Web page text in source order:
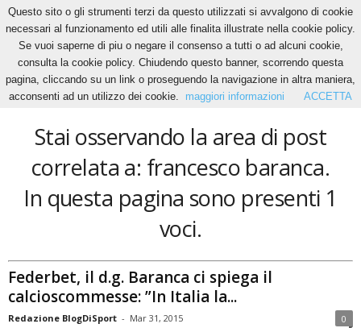
Home Tags Francesco baranca
francesco baranca
Stai osservando la area di post
correlata a: francesco baranca.
In questa pagina sono presenti 1
voci.
Federbet, il d.g. Baranca ci spiega il
calcioscommesse: ”In Italia la...
Redazione BlogDiSport - Mar 31, 2015 0
Questo sito o gli strumenti terzi da questo utilizzati si avvalgono di cookie
necessari al funzionamento ed utili alle finalita illustrate nella cookie policy.
Se vuoi saperne di piu o negare il consenso a tutti o ad alcuni cookie,
consulta la cookie policy. Chiudendo questo banner, scorrendo questa
pagina, cliccando su un link o proseguendo la navigazione in altra maniera,
acconsenti ad un utilizzo dei cookie.
maggiori informazioni ACCETTA